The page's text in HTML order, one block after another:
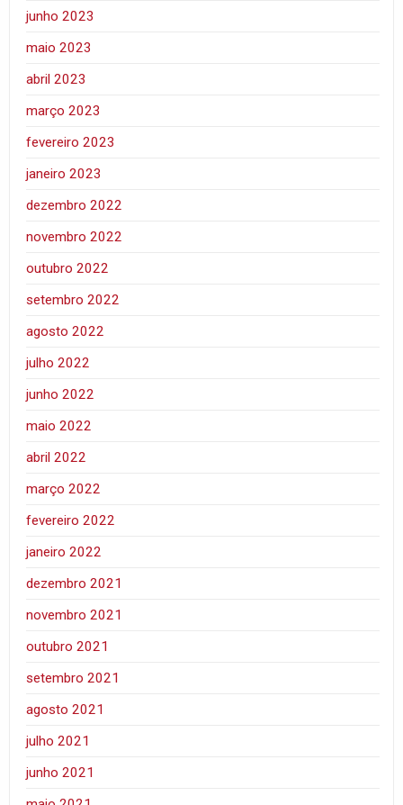
junho 2023
maio 2023
abril 2023
março 2023
fevereiro 2023
janeiro 2023
dezembro 2022
novembro 2022
outubro 2022
setembro 2022
agosto 2022
julho 2022
junho 2022
maio 2022
abril 2022
março 2022
fevereiro 2022
janeiro 2022
dezembro 2021
novembro 2021
outubro 2021
setembro 2021
agosto 2021
julho 2021
junho 2021